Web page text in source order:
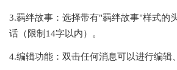
3.羁绊故事：选择带有"羁绊故事"样式的
话（限制14字以内）。
4.编辑功能：双击任何消息可以进行编辑